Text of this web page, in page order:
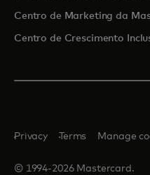
Centro de Marketing da
Centro de Crescimento
© 1994-2026 Mastercard.
Privacy Terms Manage